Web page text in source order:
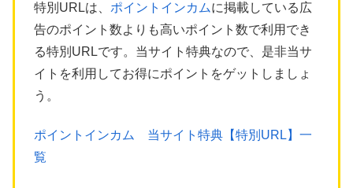
特別URLは、 ポイントインカムに掲載している広
告のポイント数よりも高いポイント数で利用でき
る特別URLです。当サイト特典なので、是非当サ
イトを利用してお得にポイントをゲットしましょ
う。
ポイントインカム 当サイト特典【特別URL】一
覧